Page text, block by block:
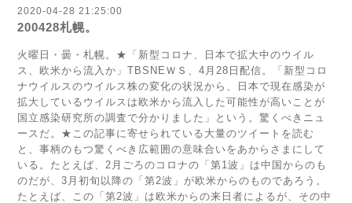
2020-04-28 21:25:00
200428札幌。
火曜日・曇・札幌。★「新型コロナ、日本で拡大中のウイル
ス、欧米から流入か」TBSNEＷＳ、4月28日配信。「新型コロ
ナウイルスのウイルス株の変化の状況から、日本で現在感染が
拡大しているウイルスは欧米から流入した可能性が高いことが
国立感染研究所の調査で分かりました」という。驚くべきニュ
ースだ。★この記事に寄せられている大量のツイートを読む
と、事柄のもつ驚くべき広範囲の意味合いをあからさまにして
いる。たとえば、2月ごろのコロナの「第1波」は中国からのも
のだが、3月初旬以降の「第2波」が欧米からのものであろう。
たとえば、この「第2波」は欧米からの来日者によるが、その中